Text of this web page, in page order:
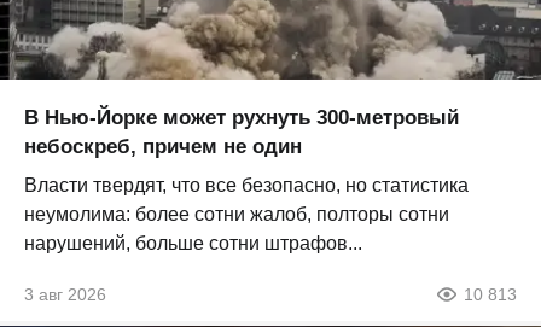
В Нью-Йорке может рухнуть 300-метровый
небоскреб, причем не один
Власти твердят, что все безопасно, но статистика
неумолима: более сотни жалоб, полторы сотни
нарушений, больше сотни штрафов...
3 авг 2026 10 813